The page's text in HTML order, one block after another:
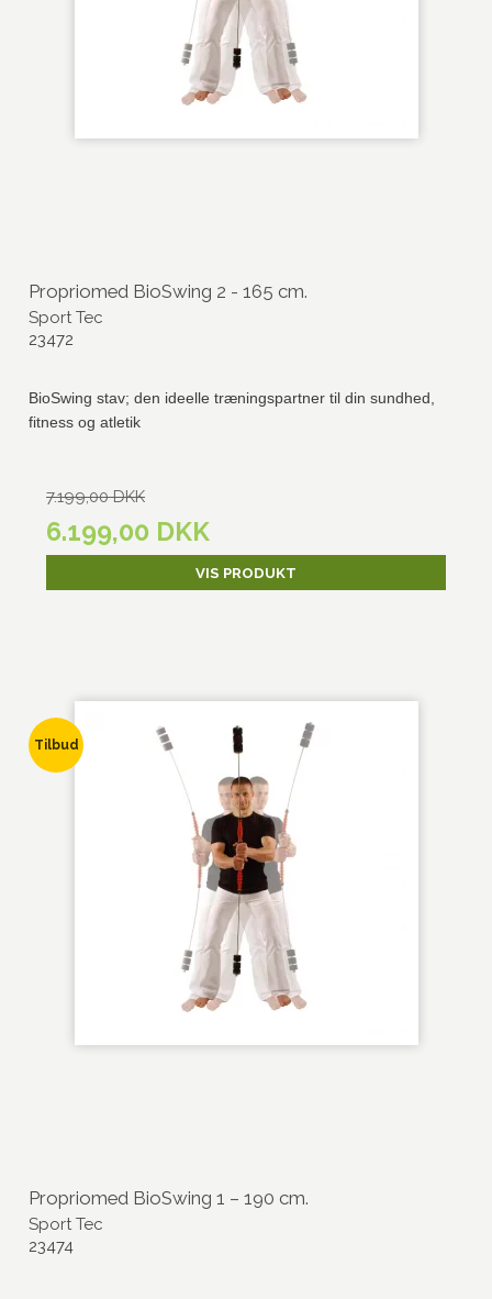
Propriomed BioSwing 2 - 165 cm.
Sport Tec
23472
BioSwing stav; den ideelle træningspartner til din sundhed,
fitness og atletik
7.199,00 DKK
6.199,00 DKK
VIS PRODUKT
Tilbud
Propriomed BioSwing 1 – 190 cm.
Sport Tec
23474